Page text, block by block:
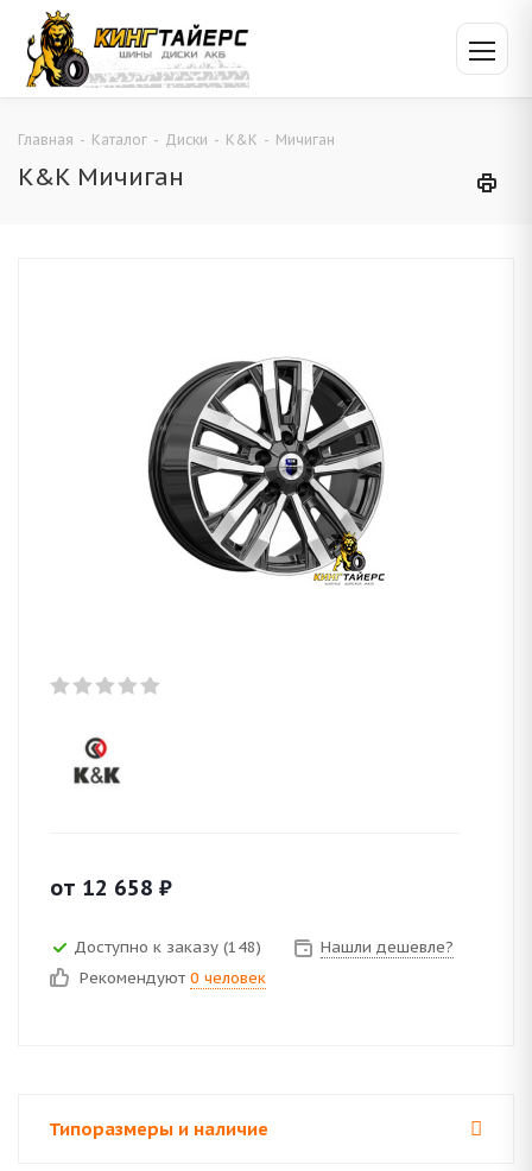
Главная - Каталог - Диски - K&K - Мичиган
K&K Мичиган
от 12 658 ₽
Доступно к заказу (148)
Нашли дешевле?
Рекомендуют 0 человек
Типоразмеры и наличие